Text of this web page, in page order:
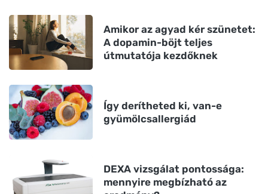
Amikor az agyad kér szünetet:
A dopamin-böjt teljes
útmutatója kezdőknek
Így derítheted ki, van-e
gyümölcsallergiád
DEXA vizsgálat pontossága:
mennyire megbízható az